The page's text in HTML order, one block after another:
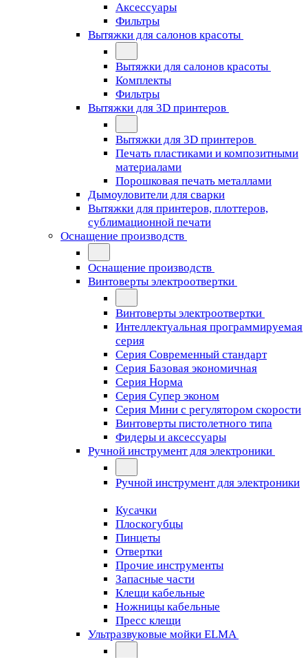
Аксессуары
Фильтры
Вытяжки для салонов красоты
Вытяжки для салонов красоты
Комплекты
Фильтры
Вытяжки для 3D принтеров
Вытяжки для 3D принтеров
Печать пластиками и композитными
материалами
Порошковая печать металлами
Дымоуловители для сварки
Вытяжки для принтеров, плоттеров,
сублимационной печати
Оснащение производств
Оснащение производств
Винтоверты электроотвертки
Винтоверты электроотвертки
Интеллектуальная программируемая
серия
Серия Современный стандарт
Серия Базовая экономичная
Серия Норма
Серия Cупер эконом
Серия Мини с регулятором скорости
Винтоверты пистолетного типа
Фидеры и аксессуары
Ручной инструмент для электроники
Ручной инструмент для электроники
Кусачки
Плоскогубцы
Пинцеты
Отвертки
Прочие инструменты
Запасные части
Клещи кабельные
Ножницы кабельные
Пресс клещи
Ультразвуковые мойки ELMA